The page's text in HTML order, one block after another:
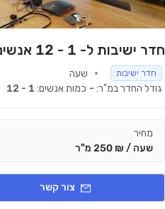
חדר ישיבות ל- 1 - 12 אנשים
חדר ישיבות
שעה
כמות אנשים:1 - 12 גודל החדר במ"ר: -
מחיר
שעה / ₪ 250 מ"ר
צור קשר